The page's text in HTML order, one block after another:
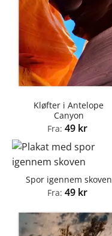
Kløfter i Antelope
Canyon
Fra: 49 kr
Spor igennem skoven
Fra: 49 kr